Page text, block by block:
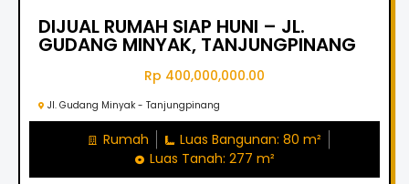
DIJUAL RUMAH SIAP HUNI – JL.
GUDANG MINYAK, TANJUNGPINANG
Rp 400,000,000.00
Jl. Gudang Minyak - Tanjungpinang
Rumah
Luas Bangunan: 80 m²
Luas Tanah: 277 m²